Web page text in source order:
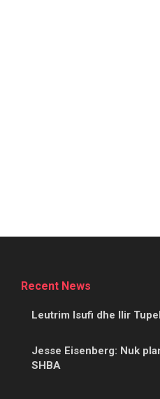
Recent News
Leutrim Isufi dhe Ilir
Jesse Eisenberg: Nuk
SHBA